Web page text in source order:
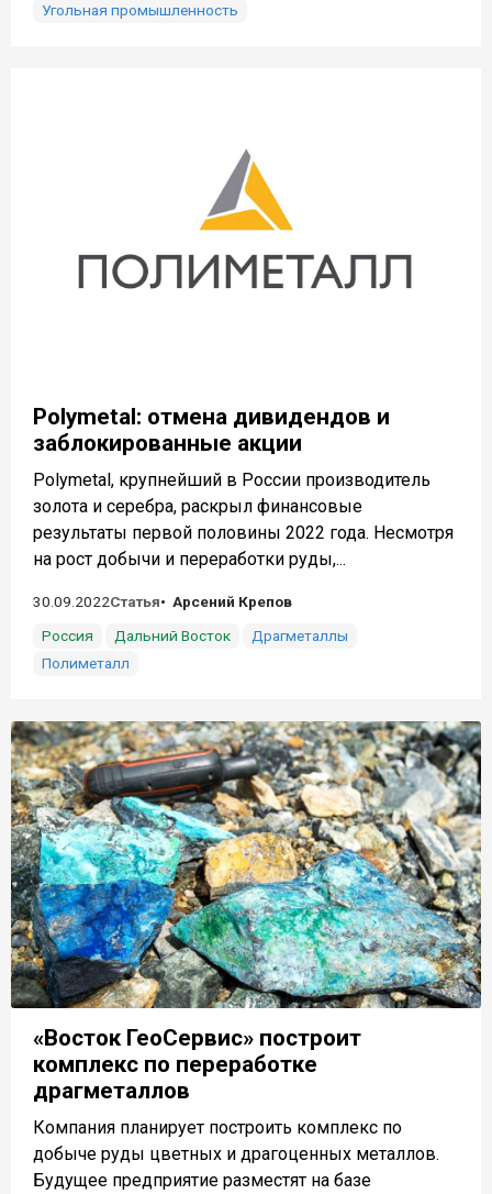
Угольная промышленность
Polymetal: отмена дивидендов и
заблокированные акции
Polymetal, крупнейший в России производитель
золота и серебра, раскрыл финансовые
результаты первой половины 2022 года. Несмотря
на рост добычи и переработки руды,...
30.09.2022Статья
Арсений Крепов
Россия
Дальний Восток
Драгметаллы
Полиметалл
«Восток ГеоСервис» построит
комплекс по переработке
драгметаллов
Компания планирует построить комплекс по
добыче руды цветных и драгоценных металлов.
Будущее предприятие разместят на базе